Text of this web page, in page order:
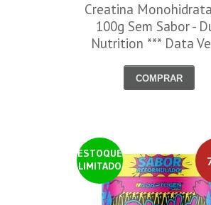
Creatina
100g Sem Sabor -
Nutrition *** Data
COMPRAR
ESTOQUE
LIMITADO